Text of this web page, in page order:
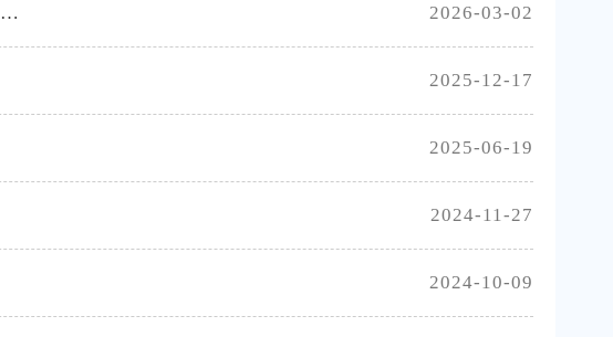
关于公布《四平市铁东区山门镇2024-03#地块控制性详细规划》《四平经济开发区SPJK（2025）-03#地块控制性详细规划》的通知 2026-03-02
2025-12-17
2025-06-19
2024-11-27
2024-10-09